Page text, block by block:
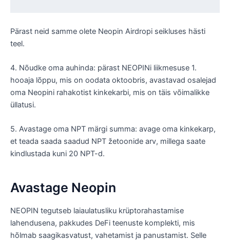
Pärast neid samme olete Neopin Airdropi seikluses hästi
teel.
4. Nõudke oma auhinda: pärast NEOPINi liikmesuse 1.
hooaja lõppu, mis on oodata oktoobris, avastavad osalejad
oma Neopini rahakotist kinkekarbi, mis on täis võimalikke
üllatusi.
5. Avastage oma NPT märgi summa: avage oma kinkekarp,
et teada saada saadud NPT žetoonide arv, millega saate
kindlustada kuni 20 NPT-d.
Avastage Neopin
NEOPIN tegutseb laiaulatusliku krüptorahastamise
lahendusena, pakkudes DeFi teenuste komplekti, mis
hõlmab saagikasvatust, vahetamist ja panustamist. Selle